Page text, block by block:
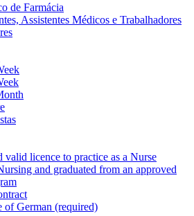
de Farmácia
Assistentes Médicos e Trabalhadores
valid licence to practice as a Nurse
and graduated from an approved
of German (required)